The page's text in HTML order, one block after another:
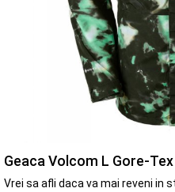
Geaca Volcom L Gore-
Vrei sa afli daca va mai reveni in